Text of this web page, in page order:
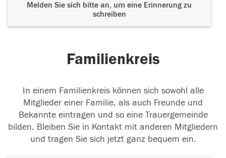
Melden Sie sich bitte an, um eine Erinnerung zu
schreiben
Familienkreis
In einem Familienkreis können sich sowohl alle
Mitglieder einer Familie, als auch Freunde und
Bekannte eintragen und so eine Trauergemeinde
bilden. Bleiben Sie in Kontakt mit anderen Mitgliedern
und tragen Sie sich jetzt ganz bequem ein.